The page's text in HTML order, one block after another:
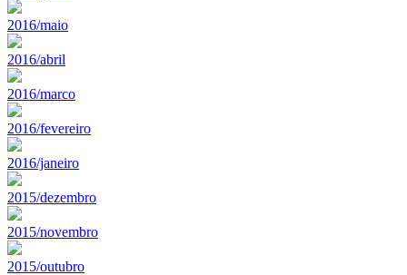
2016/maio
2016/abril
2016/marco
2016/fevereiro
2016/janeiro
2015/dezembro
2015/novembro
2015/outubro